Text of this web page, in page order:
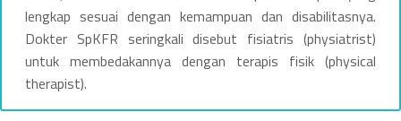
lengkap sesuai dengan kemampuan dan disabilitasnya.
Dokter SpKFR seringkali disebut fisiatris (physiatrist)
untuk membedakannya dengan terapis fisik (physical
therapist).